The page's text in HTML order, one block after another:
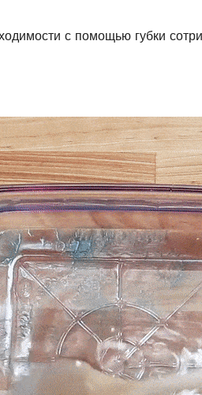
с помощью губки